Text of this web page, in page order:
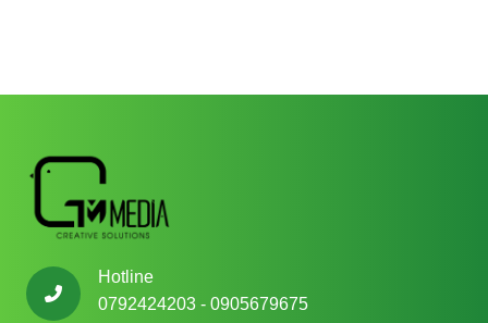
Hotline
0792424203 - 0905679675